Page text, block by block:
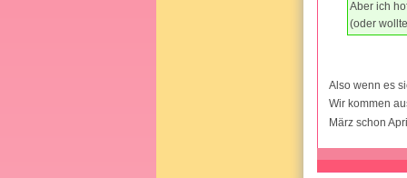
Aber ich
(oder
Also wenn es
Wir kommen
März schon